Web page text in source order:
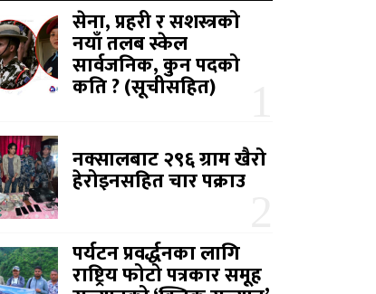
सेना, प्रहरी र सशस्त्रको
नयाँ तलब स्केल
सार्वजनिक, कुन पदको
कति ? (सूचीसहित)
नक्सालबाट २९६ ग्राम खैरो
हेरोइनसहित चार पक्राउ
पर्यटन प्रवर्द्धनका लागि
राष्ट्रिय फोटो पत्रकार समूह